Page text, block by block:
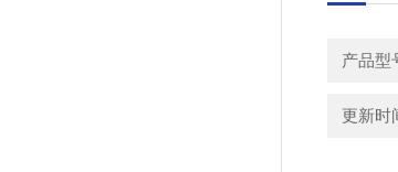
产品型
更新时